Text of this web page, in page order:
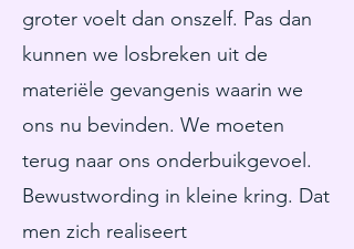
groter voelt dan onszelf. Pas dan
kunnen we losbreken uit de
materiële gevangenis waarin we
ons nu bevinden. We moeten
terug naar ons onderbuikgevoel.
Bewustwording in kleine kring. Dat
men zich realiseert